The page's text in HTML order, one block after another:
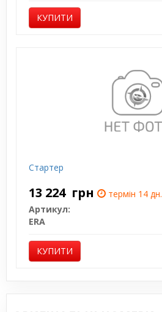
КУПИТИ
Стартер
13 224 грн
термін 14 дн.
Артикул:
ERA
КУПИТИ